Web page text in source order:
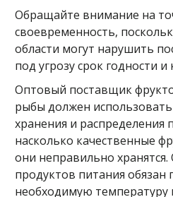
Обращайте внимание на
своевременность,
области могут нарушить
под угрозу срок годности и
Оптовый поставщик
рыбы должен
хранения и распределения
насколько качественные
они неправильно
продуктов питания
необходимую температуру